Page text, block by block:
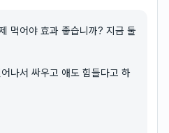
먹어야 효과 좋습니까? 지금 둘
나서 싸우고 애도 힘들다고 하